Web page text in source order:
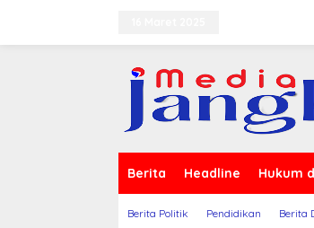
Berita Headline Hukum
Berita Politik Pendidikan Berita